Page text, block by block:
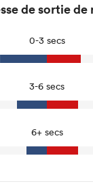
Tackles Made
Tackles Missed
Tackle Offload Allowed
de sortie de
0-3 secs
3-6 secs
6+ secs